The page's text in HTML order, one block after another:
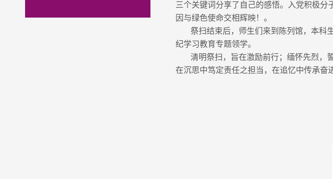
三个关键词分享了自己的感悟。入党积极
因与绿色使命交相辉映！。
祭扫结束后，师生们来到陈列馆，本科
纪学习教育专题领学。
清明祭扫，旨在激励前行；缅怀先烈，
在沉思中笃定责任之担当，在追忆中传承奋